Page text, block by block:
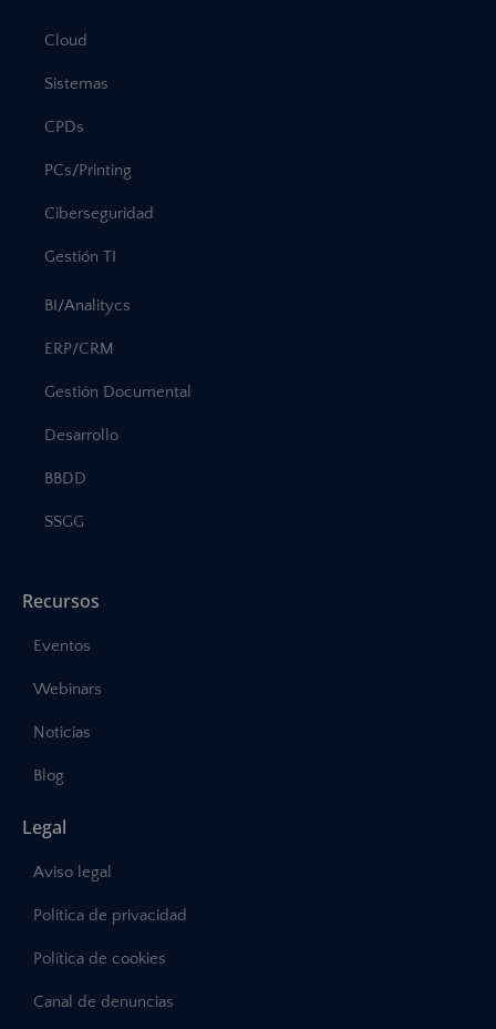
Cloud
Sistemas
CPDs
PCs/Printing
Ciberseguridad
Gestión TI
BI/Analitycs
ERP/CRM
Gestión Documental
Desarrollo
BBDD
SSGG
Recursos
Eventos
Webinars
Noticias
Blog
Legal
Aviso legal
Política de privacidad
Política de cookies
Canal de denuncias